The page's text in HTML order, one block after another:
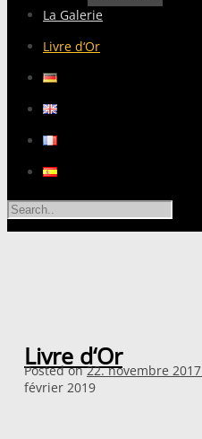
La Galerie
Livre d‘Or
Livre d‘Or
Posted on22. novembre 2017
février 2019